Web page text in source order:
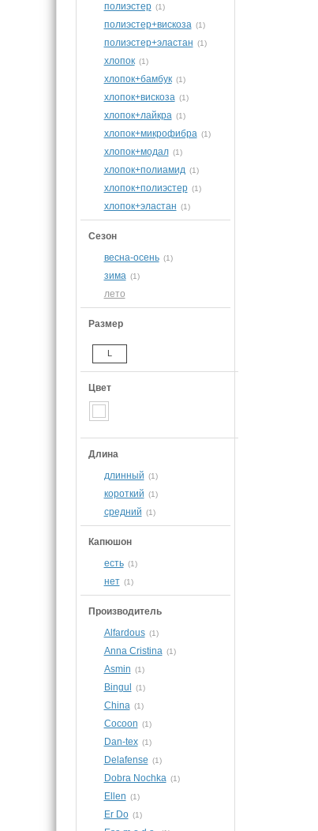
полиэстер (1)
полиэстер+вискоза (1)
полиэстер+эластан (1)
хлопок (1)
хлопок+бамбук (1)
хлопок+вискоза (1)
хлопок+лайкра (1)
хлопок+микрофибра (1)
хлопок+модал (1)
хлопок+полиамид (1)
хлопок+полиэстер (1)
хлопок+эластан (1)
Сезон
весна-осень (1)
зима (1)
лето
Размер
L
Цвет
Длина
длинный (1)
короткий (1)
средний (1)
Капюшон
есть (1)
нет (1)
Производитель
Alfardous (1)
Anna Cristina (1)
Asmin (1)
Bingul (1)
China (1)
Cocoon (1)
Dan-tex (1)
Delafense (1)
Dobra Nochka (1)
Ellen (1)
Er Do (1)